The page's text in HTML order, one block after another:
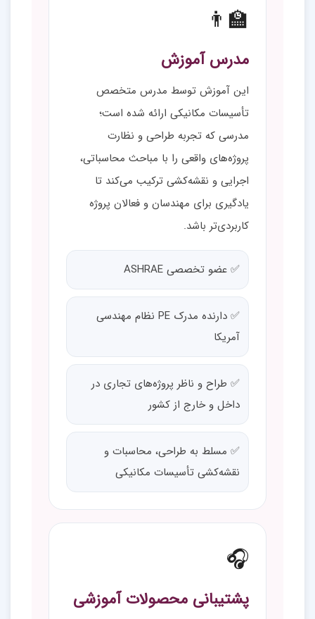
👨‍🏫
مدرس آموزش
این آموزش توسط مدرس متخصص
تأسیسات مکانیکی ارائه شده است؛
مدرسی که تجربه طراحی و نظارت
پروژه‌های واقعی را با مباحث محاسباتی،
اجرایی و نقشه‌کشی ترکیب می‌کند تا
یادگیری برای مهندسان و فعالان پروژه
کاربردی‌تر باشد.
✅ عضو تخصصی ASHRAE
✅ دارنده مدرک PE نظام مهندسی
آمریکا
✅ طراح و ناظر پروژه‌های تجاری در
داخل و خارج از کشور
✅ مسلط به طراحی، محاسبات و
نقشه‌کشی تأسیسات مکانیکی
🎧
پشتیبانی محصولات آموزشی